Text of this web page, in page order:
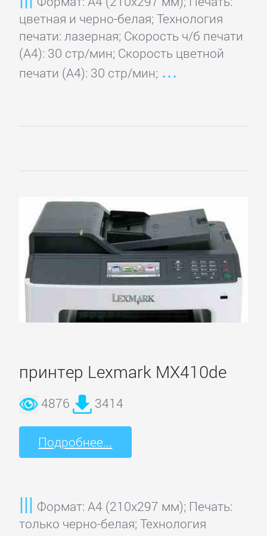
цветная и черно-белая; Технология
печати: лазерная; Скорость ч/б печати
(А4): 30 стр/мин; Скорость цветной
печати (А4): 30 стр/мин;
принтер Lexmark MX410de
4876 3414
Подробнее...
Формат: A4 (210x297 мм); Печать:
только черно-белая; Технология